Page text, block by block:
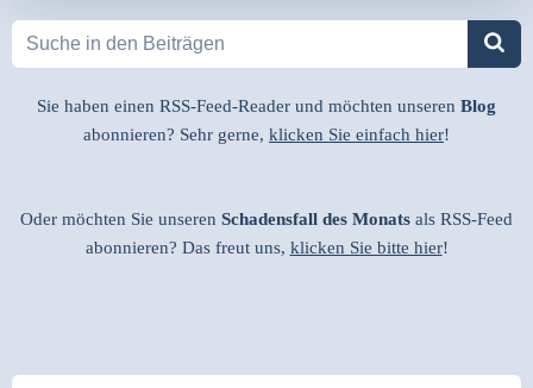
Sie haben einen RSS-Feed-Reader und möchten unseren Blog
abonnieren? Sehr gerne, klicken Sie einfach hier!
Oder möchten Sie unseren Schadensfall des Monats als RSS-Feed
abonnieren? Das freut uns, klicken Sie bitte hier!